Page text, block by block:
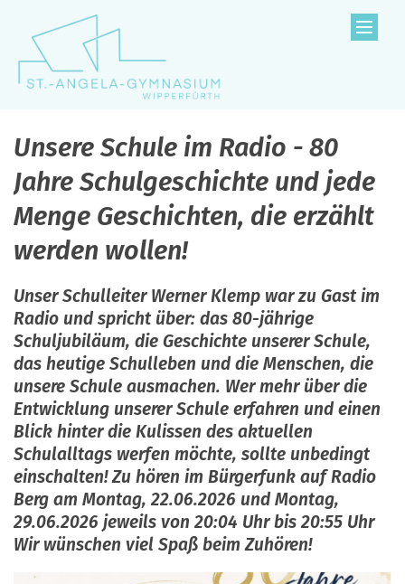
Zum Inhalt springen
Unsere Schule im Radio - 80
Jahre Schulgeschichte und jede
Menge Geschichten, die erzählt
werden wollen!
Unser Schulleiter Werner Klemp war zu Gast im
Radio und spricht über: das 80-jährige
Schuljubiläum, die Geschichte unserer Schule,
das heutige Schulleben und die Menschen, die
unsere Schule ausmachen. Wer mehr über die
Entwicklung unserer Schule erfahren und einen
Blick hinter die Kulissen des aktuellen
Schulalltags werfen möchte, sollte unbedingt
einschalten! Zu hören im Bürgerfunk auf Radio
Berg am Montag, 22.06.2026 und Montag,
29.06.2026 jeweils von 20:04 Uhr bis 20:55 Uhr
Wir wünschen viel Spaß beim Zuhören!